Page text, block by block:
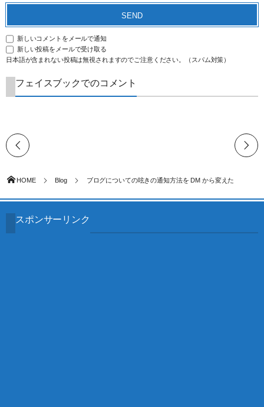
新しいコメントをメールで通知
新しい投稿をメールで受け取る
日本語が含まれない投稿は無視されますのでご注意ください。（スパム対策）
フェイスブックでのコメント
HOME Blog ブログについての呟きの通知方法を DM から変えた
スポンサーリンク